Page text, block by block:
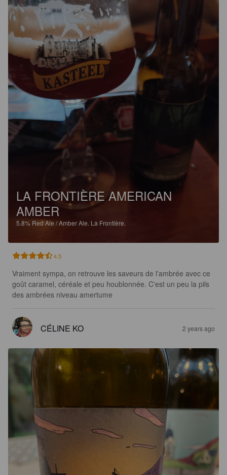
LA FRONTIÈRE AMERICAN
AMBER
5.8% Red Ale / Amber Ale. La Frontière.
4.5
Vraiment sympa, on retrouve les saveurs de l'ambrée avec ce
goût caramel, céréale et peu houblonnée. C'est un peu la pils
des ambrées niveau amertume
CÉLINE KO 2 years ago